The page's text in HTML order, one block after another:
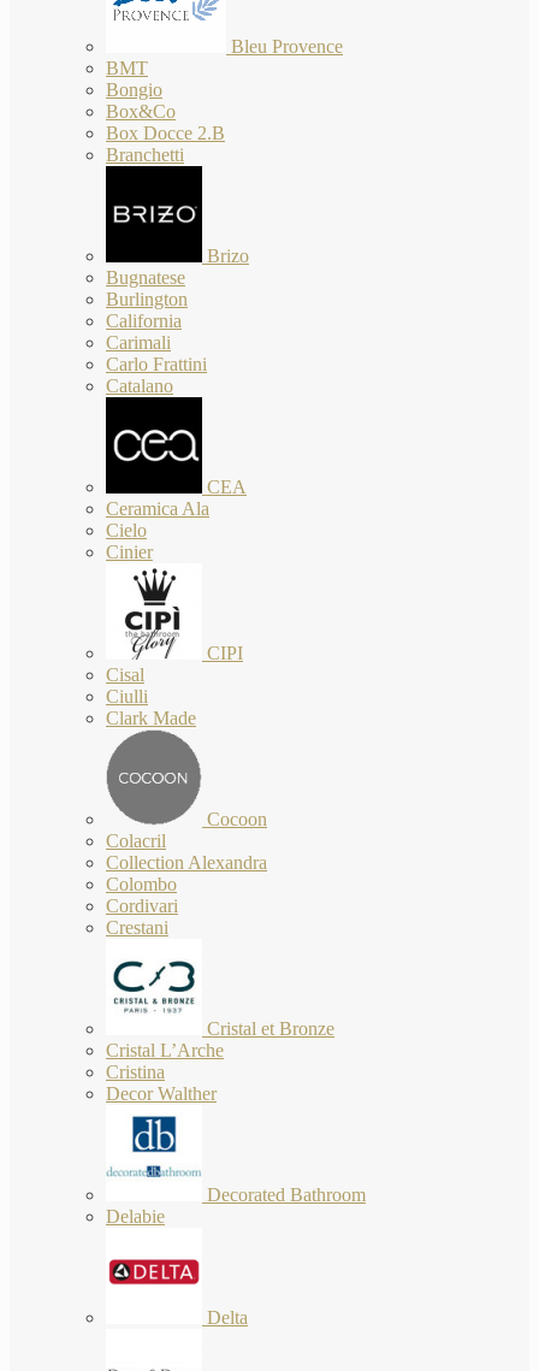
Bleu Provence
BMT
Bongio
Box&Co
Box Docce 2.B
Branchetti
Brizo
Bugnatese
Burlington
California
Carimali
Carlo Frattini
Catalano
CEA
Ceramica Ala
Cielo
Cinier
CIPI
Cisal
Ciulli
Clark Made
Cocoon
Colacril
Collection Alexandra
Colombo
Cordivari
Crestani
Cristal et Bronze
Cristal L’Arche
Cristina
Decor Walther
Decorated Bathroom
Delabie
Delta